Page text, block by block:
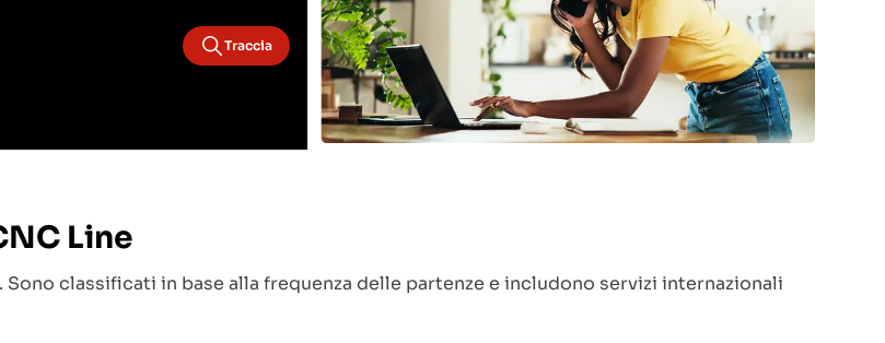
Traccia
Line
classificati in base alla frequenza delle partenze e includono servizi internazionali